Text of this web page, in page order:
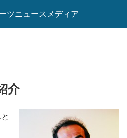
ツニュースメディア
介